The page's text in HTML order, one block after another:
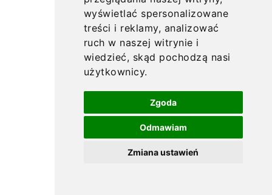
wyświetlać spersonalizowane
treści i reklamy, analizować
ruch w naszej witrynie i
wiedzieć, skąd pochodzą nasi
użytkownicy.
Zgoda
Odmawiam
Zmiana ustawień